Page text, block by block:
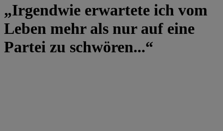
„Irgendwie erwartete ich vom
Leben mehr als nur auf eine
Partei zu schwören...“